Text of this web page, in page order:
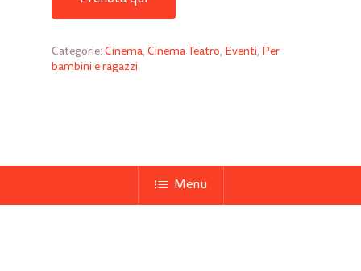
Categorie: Cinema, Cinema Teatro, Eventi, Per
bambini e ragazzi
Menu